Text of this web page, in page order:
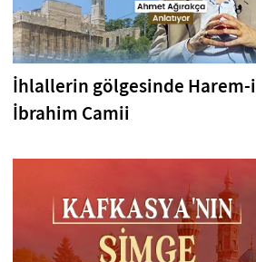
İhlallerin gölgesinde Harem-i
İbrahim Camii